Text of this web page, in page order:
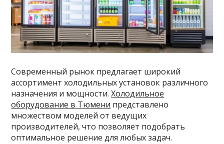
Современный рынок предлагает широкий
ассортимент холодильных установок различного
назначения и мощности.Холодильное
оборудование в Тюмени представлено
множеством моделей от ведущих
производителей, что позволяет подобрать
оптимальное решение для любых задач.